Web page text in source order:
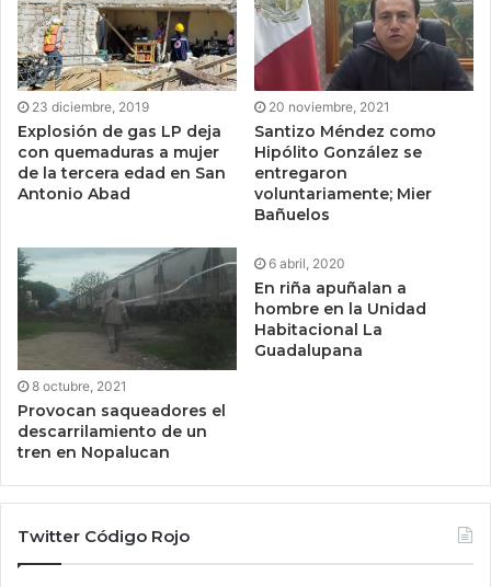
23 diciembre, 2019
Explosión de gas LP deja
con quemaduras a mujer
de la tercera edad en San
Antonio Abad
20 noviembre, 2021
Santizo Méndez como
Hipólito González se
entregaron
voluntariamente; Mier
Bañuelos
8 octubre, 2021
Provocan saqueadores el
descarrilamiento de un
tren en Nopalucan
6 abril, 2020
En riña apuñalan a
hombre en la Unidad
Habitacional La
Guadalupana
Twitter Código Rojo